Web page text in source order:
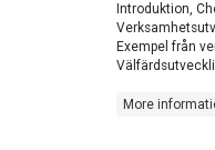
Introduktion,
Exempel från
More